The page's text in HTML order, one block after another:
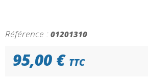
Référence : 01201310
95,00 € TTC